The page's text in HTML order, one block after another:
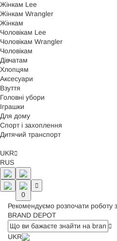
Жінкам Lee
Жінкам Wrangler
Жінкам
Чоловікам Lee
Чоловікам Wrangler
Чоловікам
Дівчатам
Хлопцям
Аксесуари
Взуття
Головні убори
Іграшки
Для дому
Спорт і захоплення
Дитячий транспорт
UKR
RUS
0
Рекомендуємо розпочати роботу
BRAND DEPOT
UKR